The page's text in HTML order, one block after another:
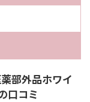
部外品ホワイ
口コミ